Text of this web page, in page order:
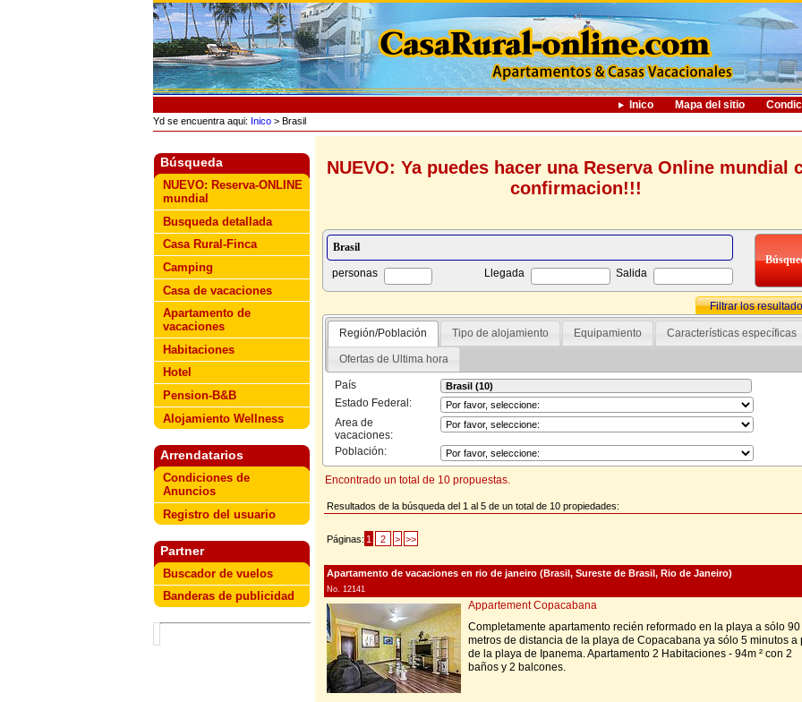
Inico Mapa del sitio
Yd se encuentra aqui: Inico> Brasil
Búsqueda
NUEVO: Reserva-ONLINE
mundial
Busqueda detallada
Casa Rural-Finca
Camping
Casa de vacaciones
Apartamento de
vacaciones
Habitaciones
Hotel
Pension-B&B
Alojamiento Wellness
Arrendatarios
Condiciones de
Anuncios
Registro del usuario
Partner
Buscador de vuelos
Banderas de publicidad
NUEVO: Ya puedes hacer una Reserva Online mundial
confirmacion!!!
personas Llegada Salida
Filtrar los
Región/Población Tipo de alojamiento Equipamiento Características específicas
Ofertas de Ultima hora
País
Estado Federal:
Area de
vacaciones:
Población:
Encontrado un total de 10 propuestas.
Resultados de la búsqueda del 1 al 5 de un total de 10 propiedades:
Páginas: 1 2 > >>
Apartamento de vacaciones en rio de janeiro (Brasil, Sureste de Brasil, Rio de Janeiro)
No. 12141
Appartement Copacabana
Completamente apartamento recién reformado en la playa a sólo 90
metros de distancia de la playa de Copacabana ya sólo 5 minutos a
de la playa de Ipanema. Apartamento 2 Habitaciones - 94m ² con 2
baños y 2 balcones.